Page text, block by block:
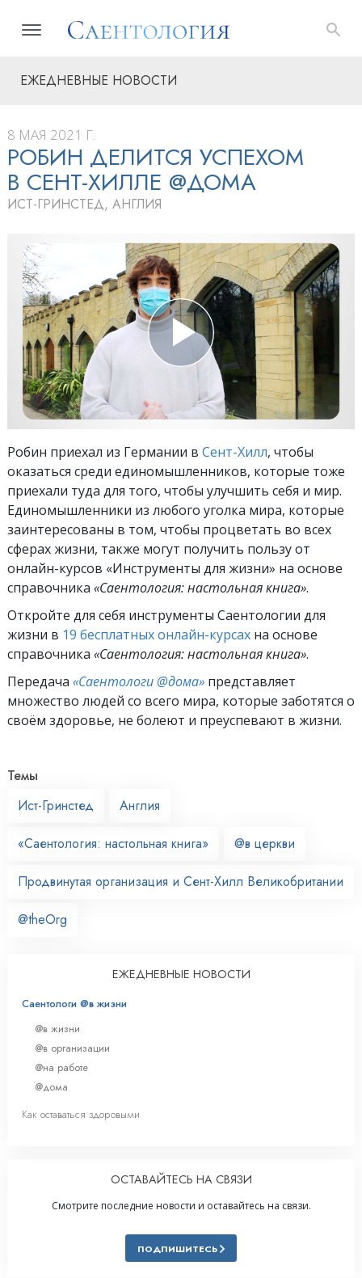
ЕЖЕДНЕВНЫЕ НОВОСТИ
8 МАЯ 2021 Г.
РОБИН ДЕЛИТСЯ УСПЕХОМ
В СЕНТ-ХИЛЛЕ @ДОМА
ИСТ-ГРИНСТЕД, АНГЛИЯ
Робин приехал из Германии в Сент-Хилл, чтобы
оказаться среди единомышленников, которые тоже
приехали туда для того, чтобы улучшить себя и мир.
Единомышленники из любого уголка мира, которые
заинтересованы в том, чтобы процветать во всех
сферах жизни, также могут получить пользу от
онлайн-курсов «Инструменты для жизни» на основе
справочника «Саентология: настольная книга».
Откройте для себя инструменты Саентологии для
жизни в 19 бесплатных онлайн-курсах на основе
справочника «Саентология: настольная книга».
Передача «Саентологи @дома» представляет
множество людей со всего мира, которые заботятся о
своём здоровье, не болеют и преуспевают в жизни.
Темы
Ист-Гринстед
Англия
«Саентология: настольная книга» @в церкви
Продвинутая организация и Сент-Хилл Великобритании
@theOrg
ЕЖЕДНЕВНЫЕ НОВОСТИ
Саентологи @в жизни
@в жизни
@в организации
@на работе
@дома
Как оставаться здоровыми
ОСТАВАЙТЕСЬ НА СВЯЗИ
Смотрите последние новости и оставайтесь на связи.
ПОДПИШИТЕСЬ